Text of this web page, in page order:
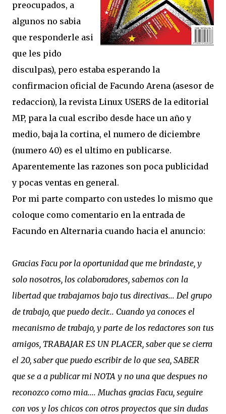
preocupados, a
algunos no sabia
que responderle asi
que les pido
disculpas), pero estaba esperando la
confirmacion oficial de Facundo Arena (asesor de
redaccion), la revista Linux USERS de la editorial
MP, para la cual escribo desde hace un año y
medio, baja la cortina, el numero de diciembre
(numero 40) es el ultimo en publicarse.
Aparentemente las razones son poca publicidad
y pocas ventas en general.
Por mi parte comparto con ustedes lo mismo que
coloque como comentario en la entrada de
Facundo en Alternaria cuando hacia el anuncio:
Gracias Facu por la oportunidad que me brindaste, y
solo nosotros, los colaboradores, sabemos con la
libertad que trabajamos bajo tus directivas... Del grupo
de trabajo, que puedo decir... Cuando ya conoces el
mecanismo de trabajo, y parte de los redactores son tus
amigos, TRABAJAR ES UN PLACER, saber que se cierra
el 20, saber que puedo escribir de lo que sea, SABER
que se a a publicar mi NOTA y no una que despues no
reconozco como mia.... Muchas gracias Facu, seguire
con vos y los chicos con otros proyectos que sin dudas